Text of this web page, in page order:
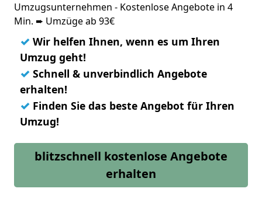
Umzugsunternehmen - Kostenlose Angebote in 4
Min. ➨ Umzüge ab 93€
✓ Wir helfen Ihnen, wenn es um Ihren
Umzug geht!
✓ Schnell & unverbindlich Angebote
erhalten!
✓ Finden Sie das beste Angebot für Ihren
Umzug!
blitzschnell kostenlose Angebote
erhalten